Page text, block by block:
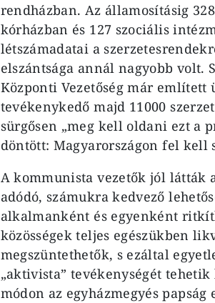
rendházban. Az államosításig
kórházban és 127 szociális
létszámadatai a
elszántsága annál nagyobb volt.
Központi Vezetőség már említett
tevékenykedő majd 11000
sürgősen „meg kell oldani ezt a
döntött: Magyarországon fel kell
A kommunista vezetők jól látták
adódó, számukra kedvező
alkalmanként és egyenként
közösségek teljes egészükben
megszüntethetők, s ezáltal
„aktivista” tevékenységét
módon az egyházmegyés